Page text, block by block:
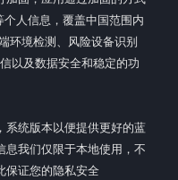
人信息，覆盖中国范围内
环境检测、风险设备识别
以及数据安全和稳定的功
系统版本以便提供更好的蓝
息我们仅限于本地使用，不
保证您的隐私安全